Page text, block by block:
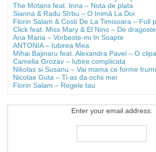
The Motans feat. Inna – Nota de plata
Sianna & Radu Sîrbu – O Inimă La Doi
Florin Salam & Costi De La Timisoara – Full
Click feat. Miss Mary & El Nino – De
Ana Maria – Vorbeste-mi In Soapte
ANTONIA – Iubirea Mea
Mihai Bajinaru feat. Alexandra Pavel – O clipa
Camelia Grozav – Iubire complicata
Nikolas si Susanu – Vai mama ce forme
Nicolae Guta – Ti-as da ochii mei
Florin Salam – Regele tau
Enter your email address: